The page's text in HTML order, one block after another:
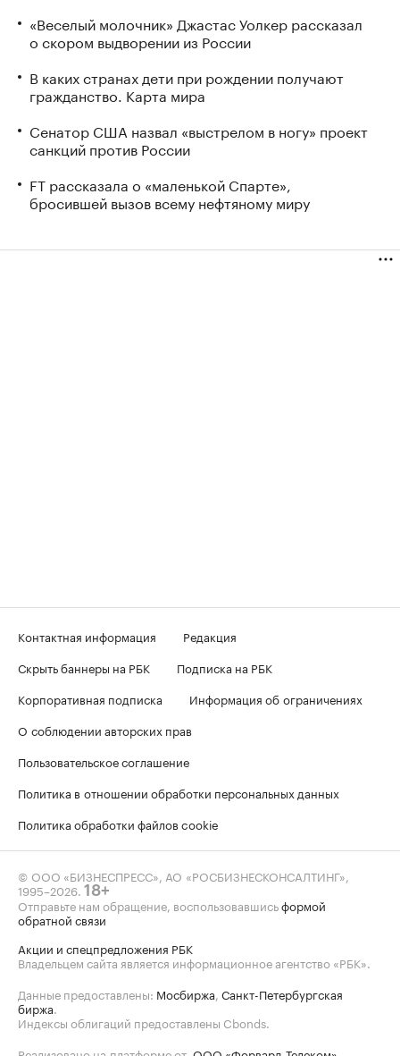
«Веселый молочник» Джастас Уолкер рассказал
о скором выдворении из России
В каких странах дети при рождении получают
гражданство. Карта мира
Сенатор США назвал «выстрелом в ногу» проект
санкций против России
FT рассказала о «маленькой Спарте»,
бросившей вызов всему нефтяному миру
Контактная информация
Редакция
Скрыть баннеры на РБК
Подписка на РБК
Корпоративная подписка
Информация об ограничениях
О соблюдении авторских прав
Пользовательское соглашение
Политика в отношении обработки персональных данных
Политика обработки файлов cookie
© ООО «БИЗНЕСПРЕСС», АО «РОСБИЗНЕСКОНСАЛТИНГ»,
1995–2026. 18+
Отправьте нам обращение, воспользовавшисьформой
обратной связи
Акции и спецпредложения РБК
Владельцем сайта является информационное агентство «РБК».
Данные предоставлены: Мосбиржа, Санкт-Петербургская
биржа.
Индексы облигаций предоставлены Cbonds.